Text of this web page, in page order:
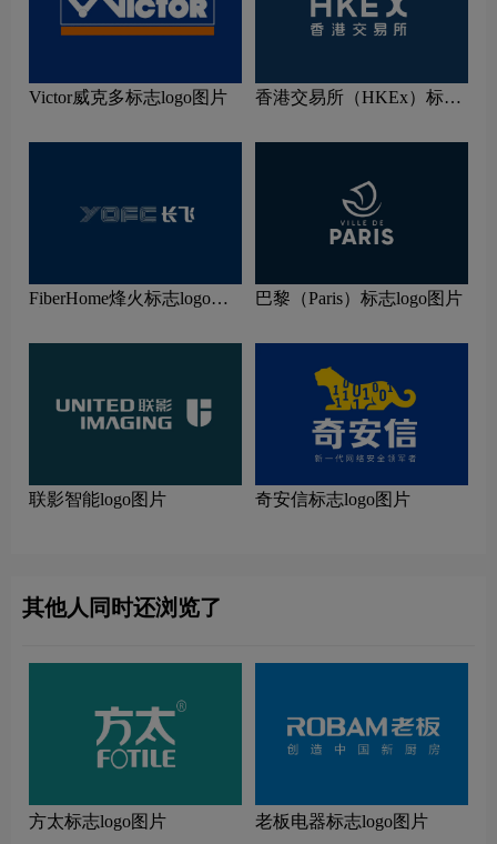
Victor威克多标志logo图片
香港交易所（HKEx）标志
FiberHome烽火标志logo图
巴黎（Paris）标志logo图片
联影智能logo图片 奇安信标志logo图片
其他人同时还浏览了
方太标志logo图片 老板电器标志logo图片